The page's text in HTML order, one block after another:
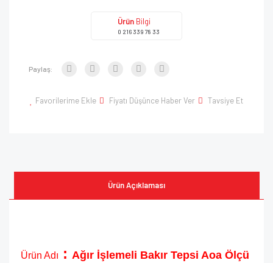
Ürün Bilgi
0 216 339 78 33
Paylaş:
Favorilerime Ekle Fiyatı Düşünce Haber Ver Tavsiye Et
Ürün Açıklaması
Ürün Adı : Ağır İşlemeli Bakır Tepsi Aoa Ölçü